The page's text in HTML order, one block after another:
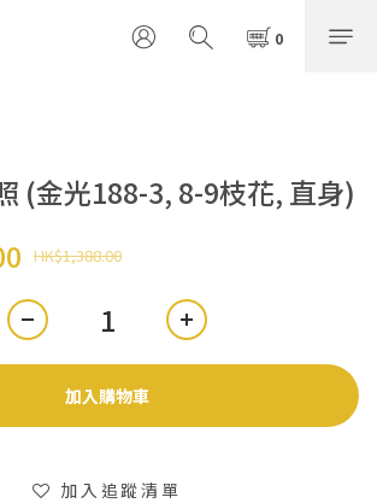
(金光188-3, 8-9枝花, 直身)
HK$1,388.00
加入購物車
加入追蹤清單